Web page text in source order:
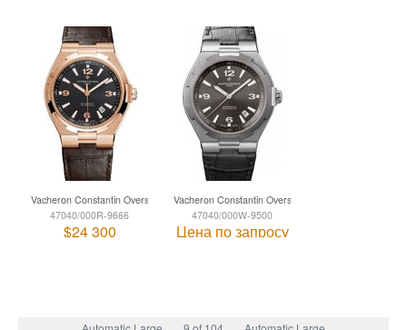
Vacheron Constantin Overseas
47040/000R-9666
$24 300
Vacheron Constantin Overseas
47040/000W-9500
Цена по запросу